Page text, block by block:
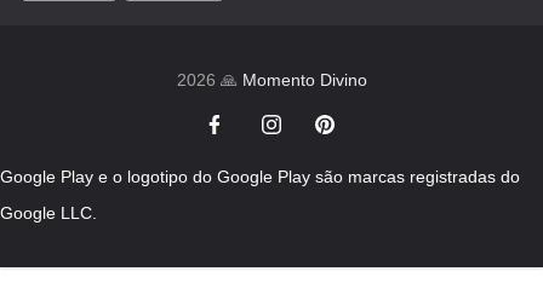
2026 🙏 Momento Divino
Google Play e o logotipo do Google Play são marcas registradas do
Google LLC.